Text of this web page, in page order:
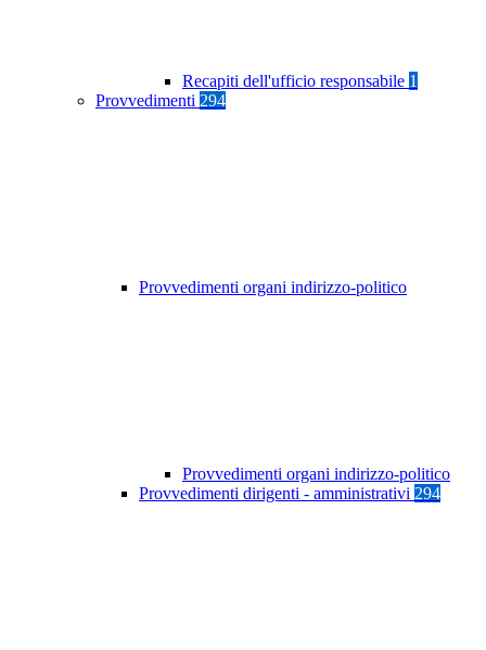
Recapiti dell'ufficio responsabile 1
Provvedimenti 294
Provvedimenti organi indirizzo-politico
Provvedimenti organi indirizzo-politico
Provvedimenti dirigenti - amministrativi 294